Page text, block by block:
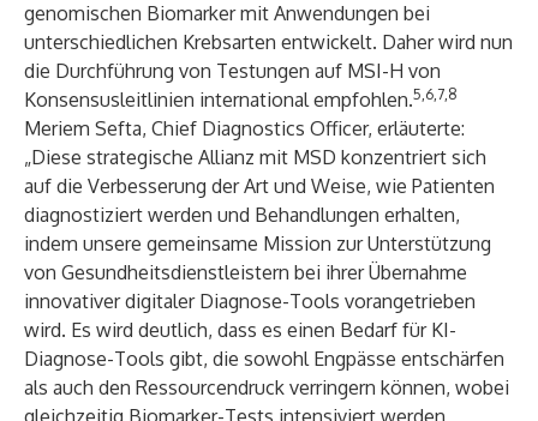
genomischen Biomarker mit Anwendungen bei
unterschiedlichen Krebsarten entwickelt. Daher wird nun
die Durchführung von Testungen auf MSI-H von
Konsensusleitlinien international empfohlen.5,6,7,8
Meriem Sefta, Chief Diagnostics Officer, erläuterte:
„Diese strategische Allianz mit MSD konzentriert sich
auf die Verbesserung der Art und Weise, wie Patienten
diagnostiziert werden und Behandlungen erhalten,
indem unsere gemeinsame Mission zur Unterstützung
von Gesundheitsdienstleistern bei ihrer Übernahme
innovativer digitaler Diagnose-Tools vorangetrieben
wird. Es wird deutlich, dass es einen Bedarf für KI-
Diagnose-Tools gibt, die sowohl Engpässe entschärfen
als auch den Ressourcendruck verringern können, wobei
gleichzeitig Biomarker-Tests intensiviert werden